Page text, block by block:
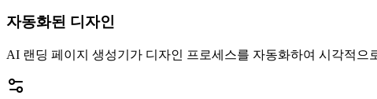
자동화된 디자인
AI 랜딩 페이지 생성기가 디자인 프로세스를 자동화하여 시각적